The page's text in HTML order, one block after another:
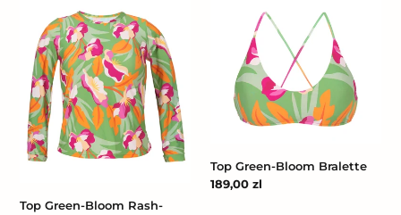
Green-
Bloom
Rash-
Guard
Top Green-Bloom Rash-
Bloom
Bralette
Top Green-Bloom Bralette
Cena
189,00 zl